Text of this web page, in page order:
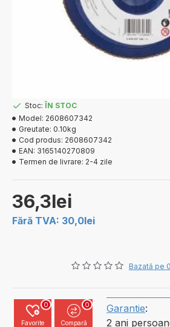
Bazată pe
36,3lei
Fără TVA: 30,0lei
Stoc: ÎN STOC
Model: 2608607342
Greutate: 0.10kg
Cod produs: 2608607342
EAN: 3165140270809
Termen de livrare: 2-4 zile
Favorite
0
Compară
0 Garantie:
2 ani